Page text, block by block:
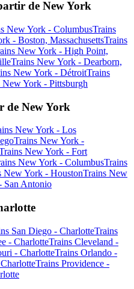
de New York
New York - ColumbusTrains
- Boston, MassachusettsTrains
New York - High Point,
Trains New York - Dearborn,
New York - DétroitTrains
New York - Pittsburgh
de New York
New York - Los
Trains New York -
New York - Fort
New York - ColumbusTrains
New York - HoustonTrains New
San Antonio
San Diego - CharlotteTrains
- CharlotteTrains Cleveland -
- CharlotteTrains Orlando -
Trains Providence -